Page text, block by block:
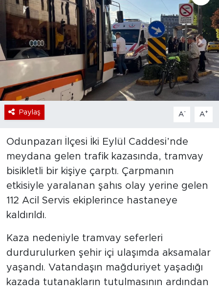
Paylaş A- A+
Odunpazarı İlçesi İki Eylül Caddesi’nde
meydana gelen trafik kazasında, tramvay
bisikletli bir kişiye çarptı. Çarpmanın
etkisiyle yaralanan şahıs olay yerine gelen
112 Acil Servis ekiplerince hastaneye
kaldırıldı.
Kaza nedeniyle tramvay seferleri
durdurulurken şehir içi ulaşımda aksamalar
yaşandı. Vatandaşın mağduriyet yaşadığı
kazada tutanakların tutulmasının ardından
Bölge
Teknoloji
Magazin
Dünya
Sektör